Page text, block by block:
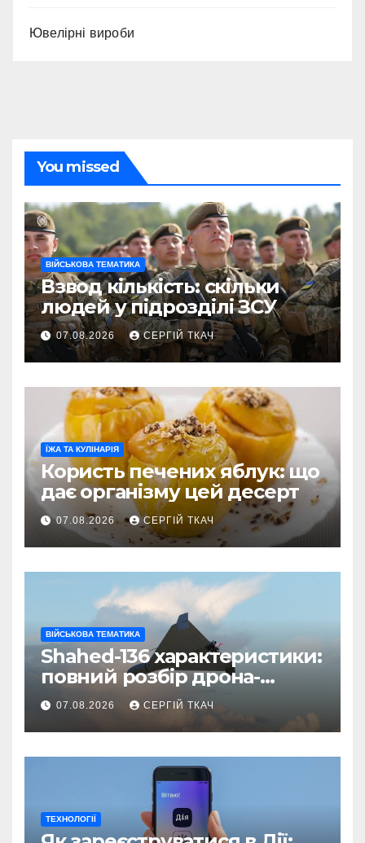
Ювелірні вироби
You missed
ВІЙСЬКОВА ТЕМАТИКА
Взвод кількість: скільки
людей у підрозділі ЗСУ
07.08.2026 СЕРГІЙ ТКАЧ
ЇЖА ТА КУЛІНАРІЯ
Користь печених яблук: що
дає організму цей десерт
07.08.2026 СЕРГІЙ ТКАЧ
ВІЙСЬКОВА ТЕМАТИКА
Shahed-136 характеристики:
повний розбір дрона-
камікадзе
07.08.2026 СЕРГІЙ ТКАЧ
ТЕХНОЛОГІЇ